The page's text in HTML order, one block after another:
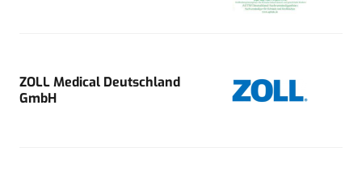
ZOLL Medical Deutschland
GmbH